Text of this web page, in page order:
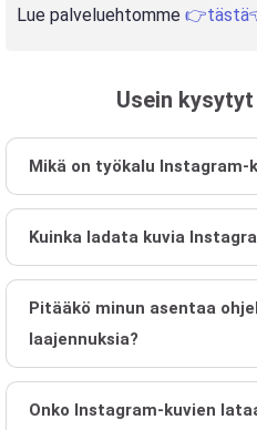
Lue palveluehtomme
Usein
Mikä on työkalu Instagram-
Kuinka ladata kuvia
Pitääkö minun asentaa
laajennuksia?
Onko Instagram-kuvien